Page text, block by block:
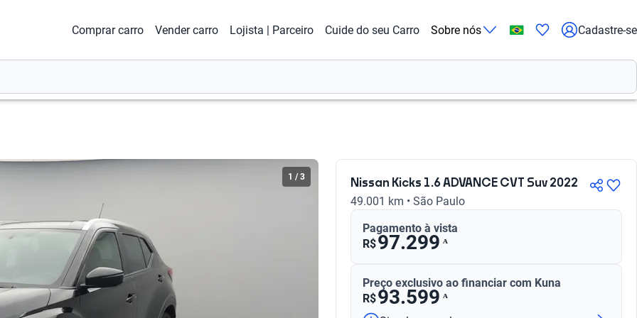
Comprar carro Vender carro Lojista | Parceiro Cuide do seu Carro Sobre nós Cadastre-se
Nissan Kicks 1.6 ADVANCE CVT Suv 2022
49.001 km • São Paulo
Pagamento à vista
R$97.299 ᴬ
Preço exclusivo ao financiar com Kuna
R$93.599 ᴬ
1 /3